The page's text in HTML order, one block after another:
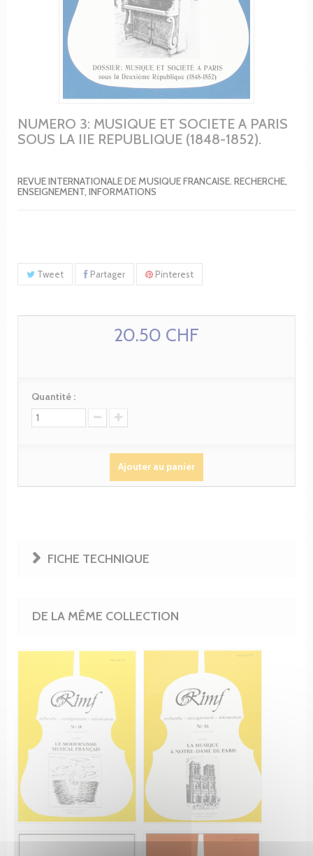
NUMERO 3: MUSIQUE ET SOCIETE A PARIS
SOUS LA IIE REPUBLIQUE (1848-1852).
REVUE INTERNATIONALE DE MUSIQUE FRANCAISE. RECHERCHE,
ENSEIGNEMENT, INFORMATIONS
Tweet Partager Pinterest
20.50 CHF
Quantité :
Ajouter au panier
FICHE TECHNIQUE
DE LA MÊME COLLECTION